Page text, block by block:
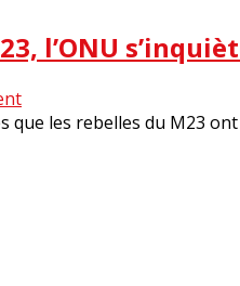
l’ONU
que les rebelles du M23